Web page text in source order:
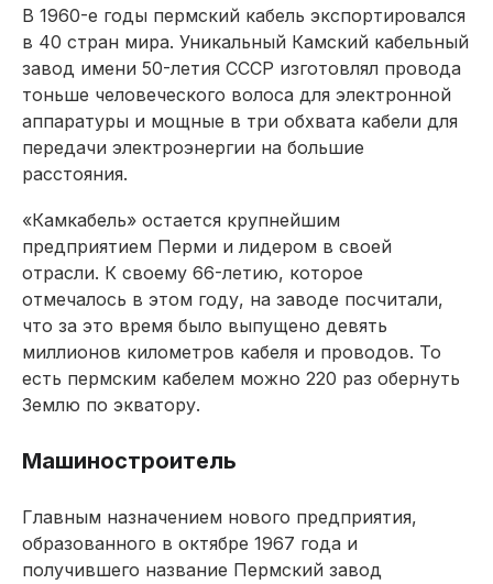
В 1960-е годы пермский кабель экспортировался
в 40 стран мира. Уникальный Камский кабельный
завод имени 50-летия СССР изготовлял провода
тоньше человеческого волоса для электронной
аппаратуры и мощные в три обхвата кабели для
передачи электроэнергии на большие
расстояния.
«Камкабель» остается крупнейшим
предприятием Перми и лидером в своей
отрасли. К своему 66-летию, которое
отмечалось в этом году, на заводе посчитали,
что за это время было выпущено девять
миллионов километров кабеля и проводов. То
есть пермским кабелем можно 220 раз обернуть
Землю по экватору.
Машиностроитель
Главным назначением нового предприятия,
образованного в октябре 1967 года и
получившего название Пермский завод